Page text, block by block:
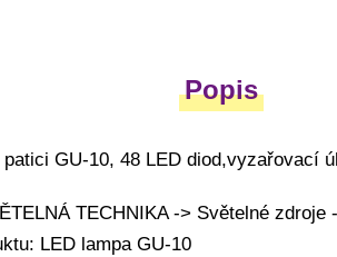
Popis
patici GU-10, 48 LED diod,vyzařovací
TECHNIKA -> Světelné zdroje
LED lampa GU-10